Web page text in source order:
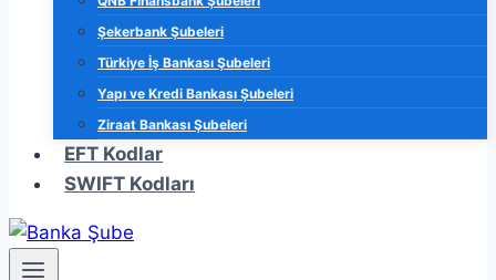
Şekerbank Şubeleri
Türkiye İş Bankası Şubeleri
Yapı ve Kredi Bankası Şubeleri
Ziraat Bankası Şubeleri
EFT Kodlar
SWIFT Kodları